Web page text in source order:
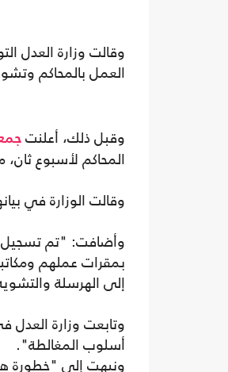
وقالت وزارة العدل
العمل بالمحاكم
وقبل ذلك، أعلنت
المحاكم لأسبوع ثان، ما لم
وقالت الوزارة في
وأضافت: "تم تسجيل
بمقرات عملهم
إلى الهرسلة
وتابعت وزارة العدل
أسلوب المغالطة".
ونبهت إلى "خطورة